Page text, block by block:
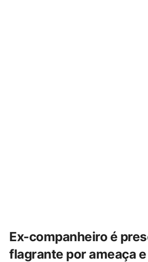
Ex-companheiro é
flagrante por ameaça